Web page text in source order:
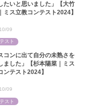
たいと思いました」【大竹
ミス立教コンテスト2024】
コンに出て自分の未熟さを
ました」【杉本陽菜｜ミス
ンテスト2024】
09
スト
09
スト